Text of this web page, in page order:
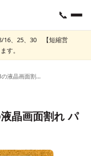
📞
16、25、30 【短縮営
す。
HP Elitebook 840 G3の液晶画面割れ パソコン修理・買取
晶画面割れ パ